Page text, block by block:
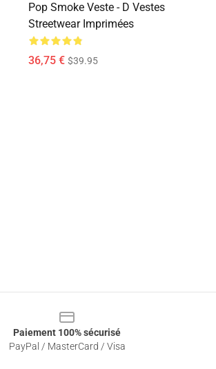
Pop Smoke Veste - D Vestes
Streetwear Imprimées
36,75 € $39.95
Paiement 100% sécurisé
PayPal / MasterCard / Visa